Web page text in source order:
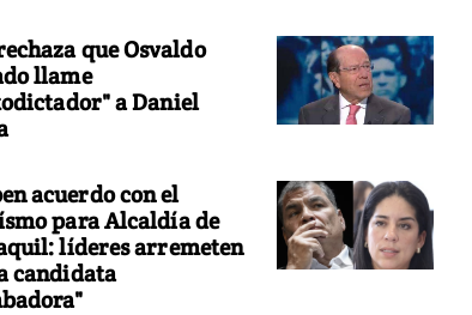
de la maratón en la milenaria Muralla China
que Osvaldo
llame
a Daniel
acuerdo con el
para Alcaldía de
líderes arremeten
candidata